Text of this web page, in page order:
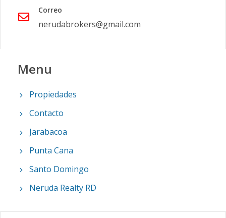
Correo
nerudabrokers@gmail.com
Menu
Propiedades
Contacto
Jarabacoa
Punta Cana
Santo Domingo
Neruda Realty RD